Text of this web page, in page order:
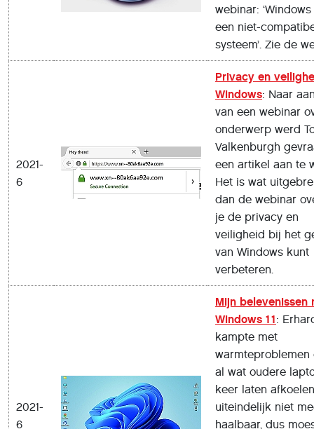
webinar: ‘Windows
een niet-
systeem’. Zie de
2021-
6
Privacy en
Windows: Naar
van een webinar
onderwerp werd
Valkenburgh
een artikel aan te
Het is wat
dan de webinar
je de privacy en
veiligheid bij het
van Windows kunt
verbeteren.
2021-
6
Mijn belevenissen
Windows 11:
kampte met
warmteproblemen
al wat oudere
keer laten
uiteindelijk niet
haalbaar, dus